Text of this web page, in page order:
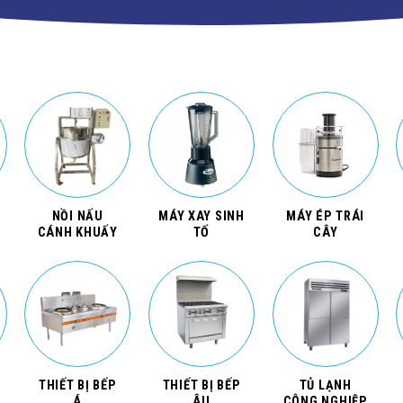
NỒI NẤU
CÁNH KHUẤY
MÁY XAY SINH
TỐ
MÁY ÉP TRÁI
CÂY
THIẾT BỊ BẾP
THIẾT BỊ BẾP
TỦ LẠNH